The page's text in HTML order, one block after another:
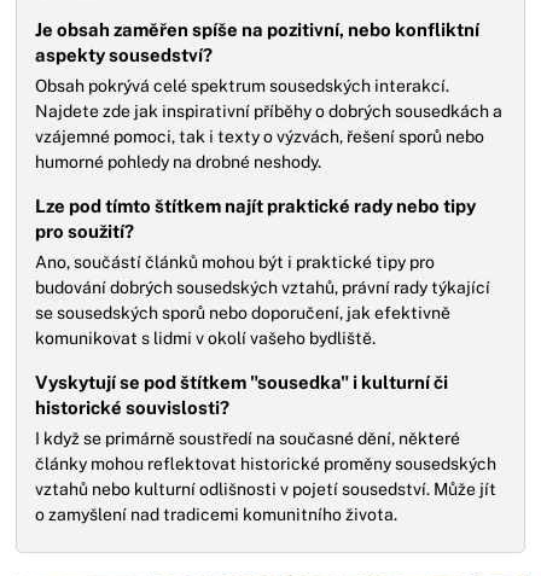
Je obsah zaměřen spíše na pozitivní, nebo konfliktní
aspekty sousedství?
Obsah pokrývá celé spektrum sousedských interakcí.
Najdete zde jak inspirativní příběhy o dobrých sousedkách a
vzájemné pomoci, tak i texty o výzvách, řešení sporů nebo
humorné pohledy na drobné neshody.
Lze pod tímto štítkem najít praktické rady nebo tipy
pro soužití?
Ano, součástí článků mohou být i praktické tipy pro
budování dobrých sousedských vztahů, právní rady týkající
se sousedských sporů nebo doporučení, jak efektivně
komunikovat s lidmi v okolí vašeho bydliště.
Vyskytují se pod štítkem "sousedka" i kulturní či
historické souvislosti?
I když se primárně soustředí na současné dění, některé
články mohou reflektovat historické proměny sousedských
vztahů nebo kulturní odlišnosti v pojetí sousedství. Může jít
o zamyšlení nad tradicemi komunitního života.